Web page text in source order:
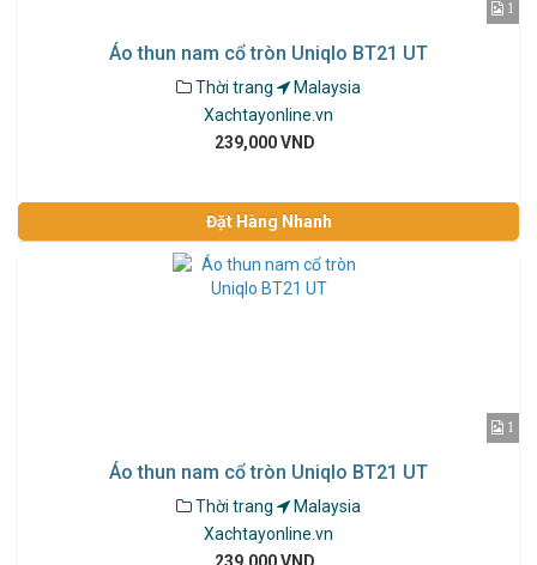
1
Áo thun nam cổ tròn Uniqlo BT21 UT
Thời trang
Malaysia
Xachtayonline.vn
239,000 VND
Đặt Hàng Nhanh
1
Áo thun nam cổ tròn Uniqlo BT21 UT
Thời trang
Malaysia
Xachtayonline.vn